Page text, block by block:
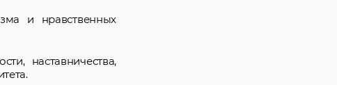
и нравственных
наставничества,